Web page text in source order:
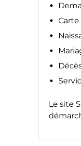
Carte
Le site